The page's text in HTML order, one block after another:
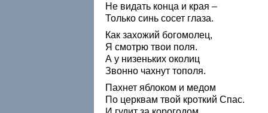
Не видать конца и края –
Только синь сосет глаза.
Как захожий богомолец,
Я смотрю твои поля.
А у низеньких околиц
Звонно чахнут тополя.
Пахнет яблоком и медом
По церквам твой кроткий Спас.